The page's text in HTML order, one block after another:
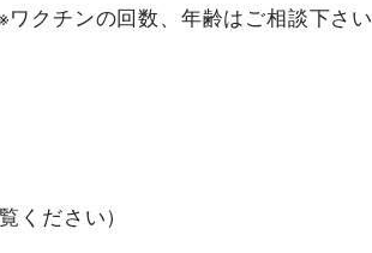
クチンの回数、年齢はご相談下さい
ください）